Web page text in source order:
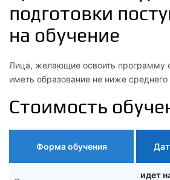
подготовки
на обучение
Лица, желающие освоить программу
иметь образование не ниже
Стоимость
Форма обучения
идет